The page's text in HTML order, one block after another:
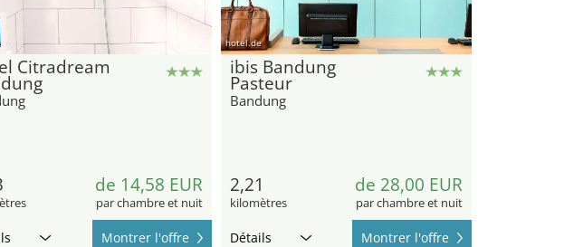
Citradream
de 14,58 EUR
par chambre et nuit
Montrer l'offre
hotel.de
ibis Bandung
Pasteur
Bandung
2,21
kilomètres
de 28,00 EUR
par chambre et nuit
Détails Montrer l'offre